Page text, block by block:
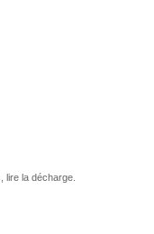
lire la décharge.